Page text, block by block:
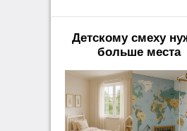
Детскому смеху
больше места